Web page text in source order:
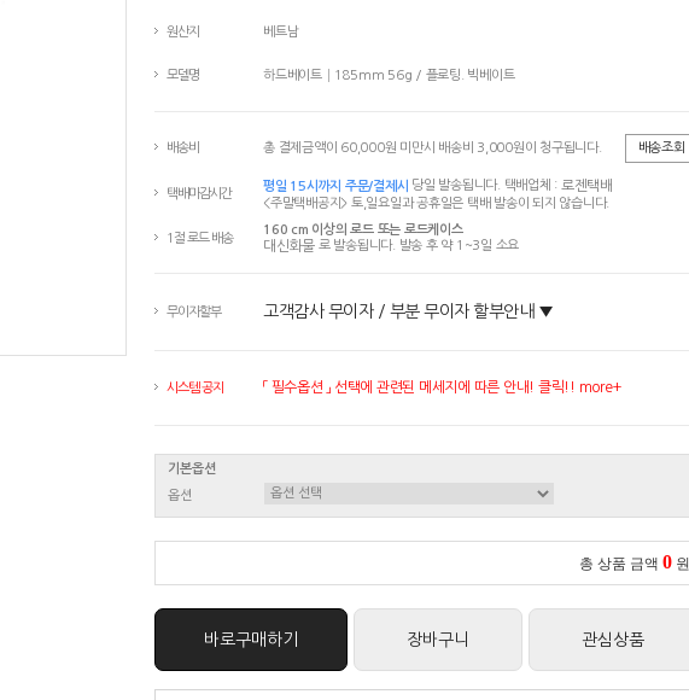
원산지 베트남
모델명 하드베이트│185mm 56g / 플로팅. 빅베이트
배송비 총 결제금액이 60,000원 미만시 배송비 3,000원이 청구됩니다. 배송조회
택배마감시간
평일 15시까지 주문/결제시 당일 발송됩니다. 택배업체 : 로젠택배
<주말택배공지> 토,일요일과 공휴일은 택배 발송이 되지 않습니다.
1절 로드 배송
160 cm 이상의 로드 또는 로드케이스
대신화물 로 발송됩니다. 발송 후 약 1~3일 소요
무이자할부 고객감사 무이자 / 부분 무이자 할부안내 ▼
시스템 공지 「 필수옵션 」 선택에 관련된 메세지에 따른 안내! 클릭!! more+
기본옵션
옵션
총 상품 금액 0 원
바로구매하기 장바구니 관심상품